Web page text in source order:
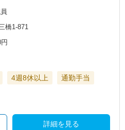
橋1-871
4週8休以上
通勤手当
詳細を見る